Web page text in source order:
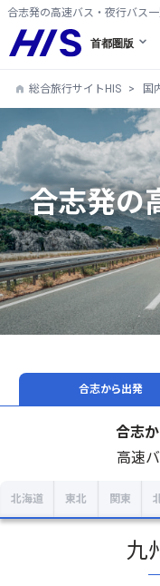
合志発の高速バス・夜行バス
首都圏版
総合旅行サイトHIS 国
合志発の
合志から出発
合志
高速
北海道 東北 関東
九